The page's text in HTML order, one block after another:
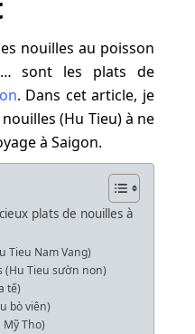
nouilles au poisson
sont les plats de
. Dans cet article, je
(Hu Tieu) à ne
à Saigon.
plats de nouilles à
Tieu Nam Vang)
(Hu Tieu sườn non)
tế)
bò viên)
Mỹ Tho)